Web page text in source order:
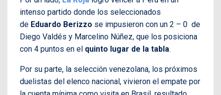
intenso partido donde los seleccionados
de Eduardo Berizzo se impusieron con un 2 – 0 de
Diego Valdés y Marcelino Núñez, que los posiciona
con 4 puntos en el quinto lugar de la tabla.
Por su parte, la selección venezolana, los próximos
duelistas del elenco nacional, vivieron el empate por